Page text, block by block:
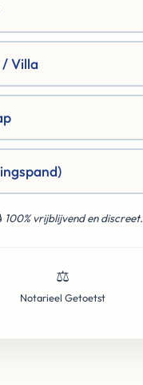
Villa
100% vrijblijvend en discreet.
⚖️
Notarieel Getoetst